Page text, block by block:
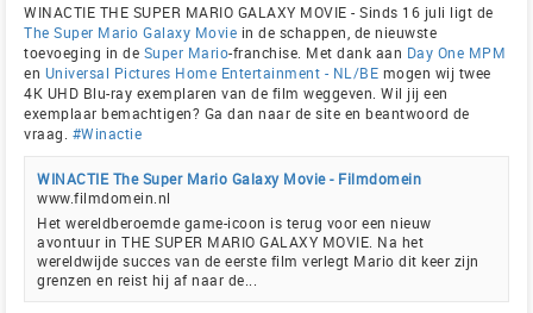
WINACTIE THE SUPER MARIO GALAXY MOVIE - Sinds 16 juli ligt de
The Super Mario Galaxy Movie in de schappen, de nieuwste
toevoeging in de Super Mario-franchise. Met dank aan Day One MPM
en Universal Pictures Home Entertainment - NL/BE mogen wij twee
4K UHD Blu-ray exemplaren van de film weggeven. Wil jij een
exemplaar bemachtigen? Ga dan naar de site en beantwoord de
vraag. #Winactie
WINACTIE The Super Mario Galaxy Movie - Filmdomein
www.filmdomein.nl
Het wereldberoemde game-icoon is terug voor een nieuw
avontuur in THE SUPER MARIO GALAXY MOVIE. Na het
wereldwijde succes van de eerste film verlegt Mario dit keer zijn
grenzen en reist hij af naar de...